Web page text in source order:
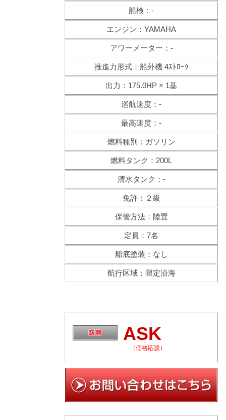
船検：-
エンジン：YAMAHA
アワーメーター：-
推進力形式：船外機 4ｽﾄﾛｰｸ
出力：175.0HP × 1基
巡航速度：-
最高速度：-
燃料種別：ガソリン
燃料タンク：200L
清水タンク：-
免許：２級
保管方法：陸置
定員：7名
船底塗装：なし
航行区域：限定沿海
ASK
（価格応談）